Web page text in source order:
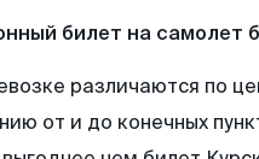
билет на самолет
различаются по
от и до конечных